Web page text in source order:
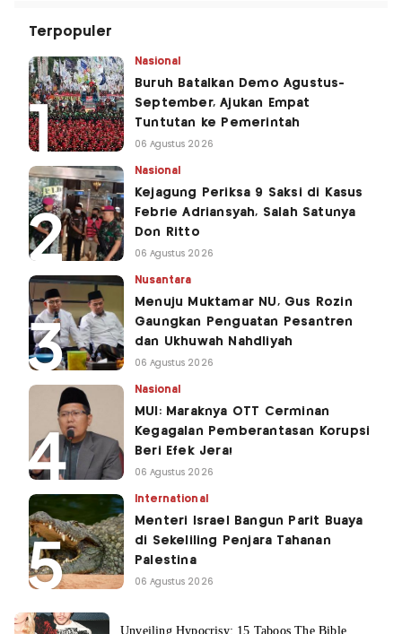
Terpopuler
Nasional
Buruh Batalkan Demo Agustus-
September, Ajukan Empat
Tuntutan ke Pemerintah
06 Agustus 2026
Nasional
Kejagung Periksa 9 Saksi di Kasus
Febrie Adriansyah, Salah Satunya
Don Ritto
06 Agustus 2026
Nusantara
Menuju Muktamar NU, Gus Rozin
Gaungkan Penguatan Pesantren
dan Ukhuwah Nahdliyah
06 Agustus 2026
Nasional
MUI: Maraknya OTT Cerminan
Kegagalan Pemberantasan Korupsi
Beri Efek Jera!
06 Agustus 2026
International
Menteri Israel Bangun Parit Buaya
di Sekeliling Penjara Tahanan
Palestina
06 Agustus 2026